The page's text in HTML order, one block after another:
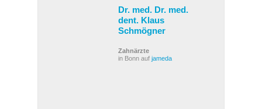
Dr. med. Dr. med.
dent. Klaus
Schmögner
Zahnärzte
in Bonn auf jameda